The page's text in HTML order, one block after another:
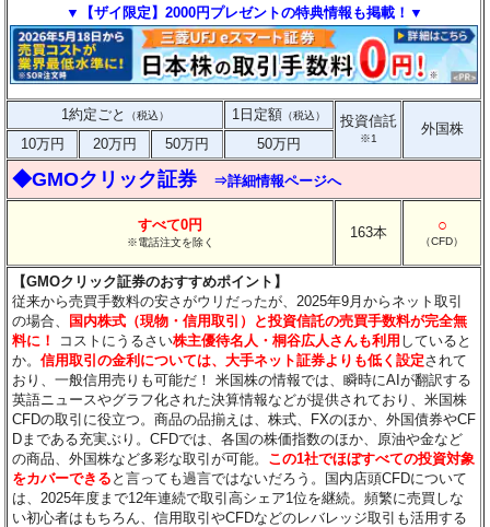
▼【ザイ限定】2000円プレゼントの特典情報も掲載！▼
1約定ごと （税込） 1日定額 （税込） 投資信託
※1
外国株
10万円
20万円 50万円 50万円
◆GMOクリック証券 ⇒詳細情報ページへ
すべて0円
※電話注文を除く
163本 ○
（CFD）
【GMOクリック証券のおすすめポイント】
従来から売買手数料の安さがウリだったが、2025年9月からネット取引
の場合、 国内株式（現物・信用取引）と投資信託の売買手数料が完全無
料に！
コストにうるさい株主優待名人・桐谷広人さんも利用 していると
か。信用取引の金利については、大手ネット証券よりも低く設定されて
おり、一般信用売りも可能だ！ 米国株の情報では、瞬時にAIが翻訳する
英語ニュースやグラフ化された決算情報などが提供されており、米国株
CFDの取引に役立つ。商品の品揃えは、株式、FXのほか、外国債券やCF
Dまである充実ぶり。CFDでは、各国の株価指数のほか、原油や金など
の商品、外国株など多彩な取引が可能。 この1社でほぼすべての投資対象
をカバーできる と言っても過言ではないだろう。国内店頭CFDについて
は、2025年度まで12年連続で取引高シェア1位を継続。頻繁に売買しな
い初心者はもちろん、信用取引やCFDなどのレバレッジ取引も活用する